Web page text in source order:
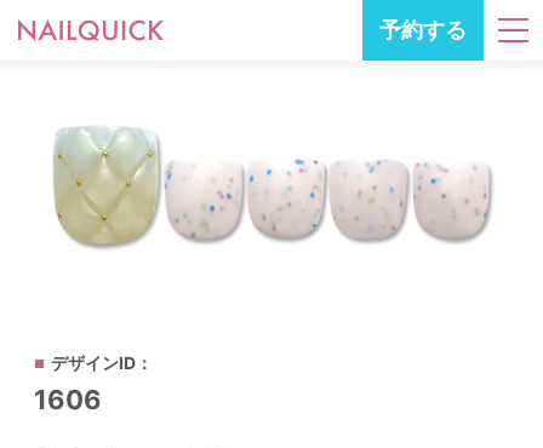
予約する
デザインID：
1606